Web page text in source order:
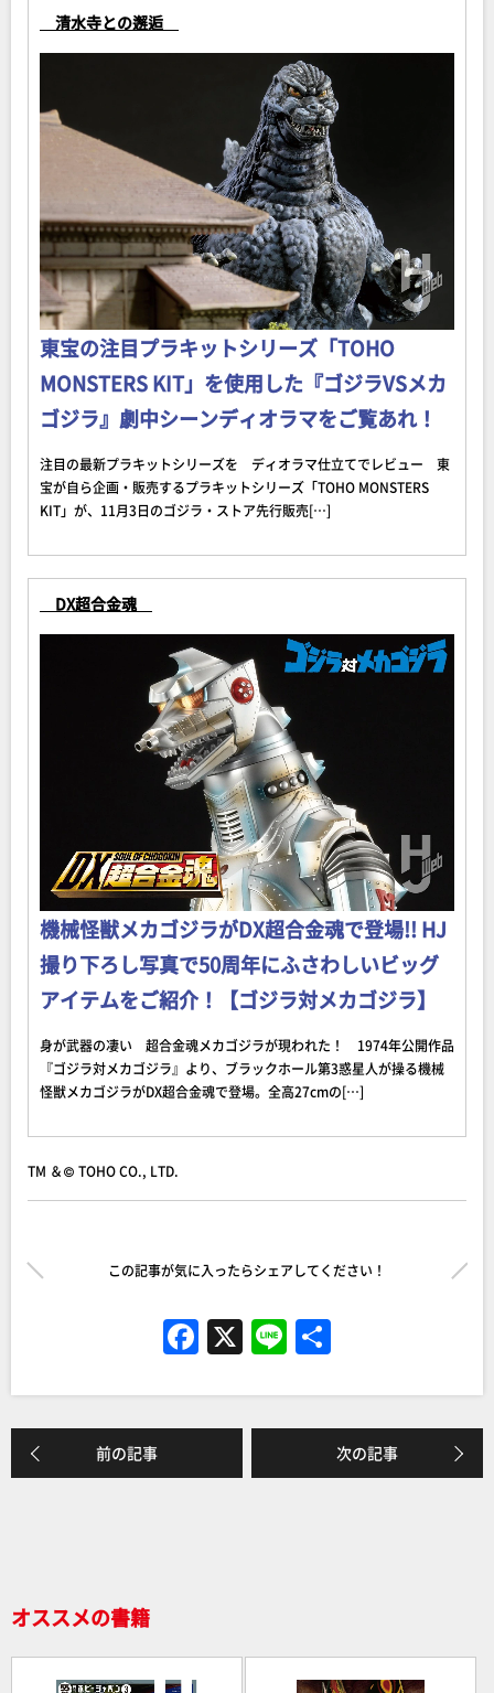
清水寺との邂逅
東宝の注目プラキットシリーズ「TOHO
MONSTERS KIT」を使用した『ゴジラVSメカ
ゴジラ』劇中シーンディオラマをご覧あれ！
注目の最新プラキットシリーズを ディオラマ仕立てでレビュー 東
宝が自ら企画・販売するプラキットシリーズ「TOHO MONSTERS
KIT」が、11月3日のゴジラ・ストア先行販売[…]
DX超合金魂
機械怪獣メカゴジラがDX超合金魂で登場!! HJ
撮り下ろし写真で50周年にふさわしいビッグ
アイテムをご紹介！【ゴジラ対メカゴジラ】
身が武器の凄い 超合金魂メカゴジラが現われた！ 1974年公開作品
『ゴジラ対メカゴジラ』より、ブラックホール第3惑星人が操る機械
怪獣メカゴジラがDX超合金魂で登場。全高27cmの[…]
TM ＆© TOHO CO., LTD.
この記事が気に入ったらシェアしてください！
F
a
c
e
b
X Li
n
e
前の記事 次の記事
オススメの書籍